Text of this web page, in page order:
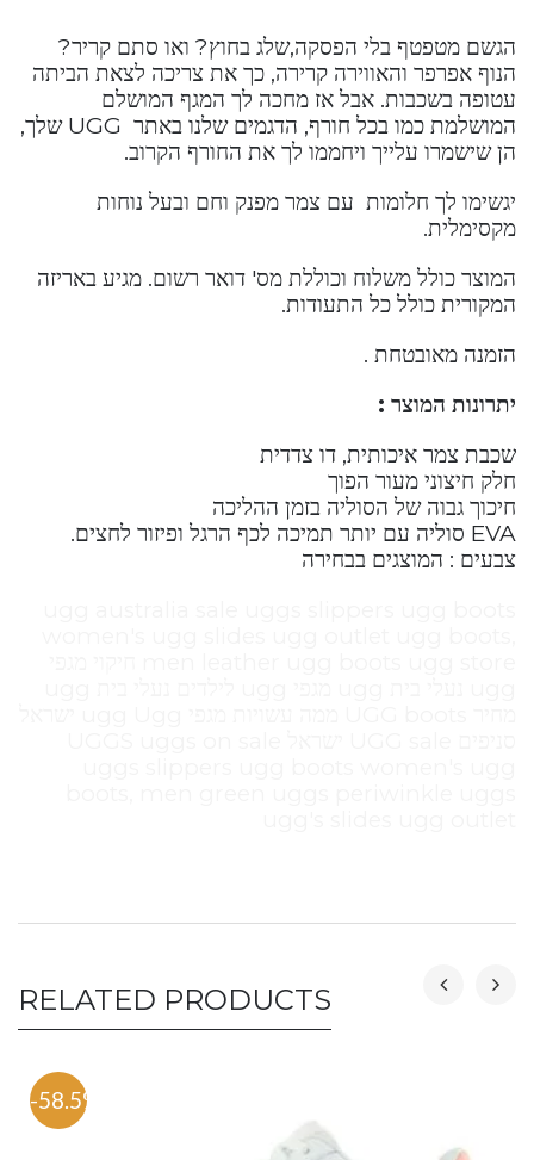
הגשם מטפטף בלי הפסקה,שלג בחוץ? ואו סתם קריר?
הנוף אפרפר והאווירה קרירה, כך את צריכה לצאת הביתה
עטופה בשכבות. אבל אז מחכה לך המגף המושלם
המושלמת כמו בכל חורף, הדגמים שלנו באתר UGG שלך,
הן שישמרו עלייך ויחממו לך את החורף הקרוב.
יגשימו לך חלומות עם צמר מפנק וחם ובעל נוחות
מקסימלית.
המוצר כולל משלוח וכוללת מס' דואר רשום. מגיע באריזה
המקורית כולל כל התעודות.
הזמנה מאובטחת .
יתרונות המוצר :
שכבת צמר איכותית, דו צדדית
חלק חיצוני מעור הפוך
חיכוך גבוה של הסוליה בזמן ההליכה
EVA סוליה עם יותר תמיכה לכף הרגל ופיזור לחצים.
צבעים : המוצגים בבחירה
RELATED PRODUCTS
-58.5%